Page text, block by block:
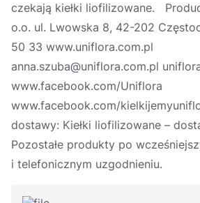
czekają kiełki liofilizowane.
o.o. ul. Lwowska 8, 42-202
50 33 www.uniflora.com.pl
anna.szuba@uniflora.com.pl
www.facebook.com/Uniflora
www.facebook.com/
dostawy: Kiełki liofilizowane –
Pozostałe produkty po
i telefonicznym uzgodnieniu.